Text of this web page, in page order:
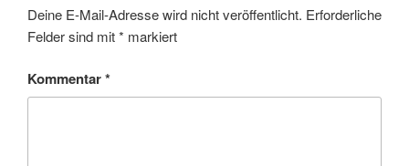
Deine E-Mail-Adresse wird nicht veröffentlicht. Erforderliche
Felder sind mit* markiert
Kommentar*